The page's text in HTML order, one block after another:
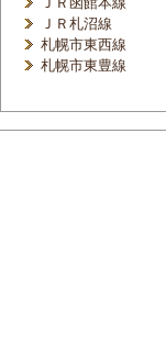
ＪＲ札沼線
札幌市東西線
札幌市東豊線